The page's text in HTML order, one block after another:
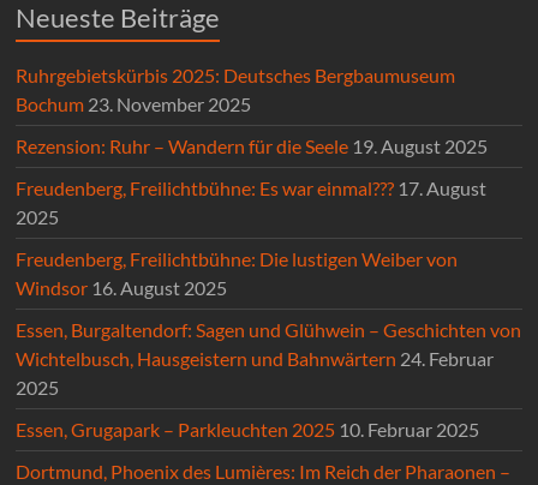
Neueste Beiträge
Ruhrgebietskürbis 2025: Deutsches Bergbaumuseum
Bochum 23. November 2025
Rezension: Ruhr – Wandern für die Seele 19. August 2025
Freudenberg, Freilichtbühne: Es war einmal??? 17. August
2025
Freudenberg, Freilichtbühne: Die lustigen Weiber von
Windsor 16. August 2025
Essen, Burgaltendorf: Sagen und Glühwein – Geschichten von
Wichtelbusch, Hausgeistern und Bahnwärtern 24. Februar
2025
Essen, Grugapark – Parkleuchten 2025 10. Februar 2025
Dortmund, Phoenix des Lumières: Im Reich der Pharaonen –